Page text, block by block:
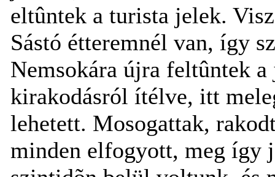
eltûntek a turista jelek.
Sástó étteremnél van, így
Nemsokára újra feltûntek
kirakodásról ítélve, itt
lehetett. Mosogattak,
minden elfogyott, meg így